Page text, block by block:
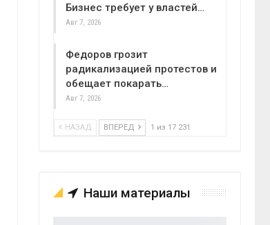
Бизнес требует у властей…
Авг 7, 2026
Федоров грозит
радикализацией протестов и
обещает покарать…
Авг 7, 2026
НАЗАД ВПЕРЕД 1 из 17 231
Наши материалы